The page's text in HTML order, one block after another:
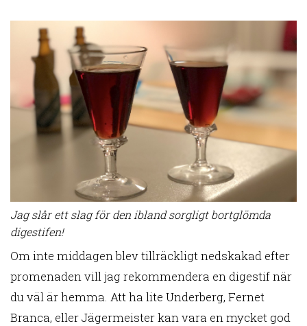
Jag slår ett slag för den ibland sorgligt bortglömda
digestifen!
Om inte middagen blev tillräckligt nedskakad efter
promenaden vill jag rekommendera en digestif när
du väl är hemma. Att ha lite Underberg, Fernet
Branca, eller Jägermeister kan vara en mycket god